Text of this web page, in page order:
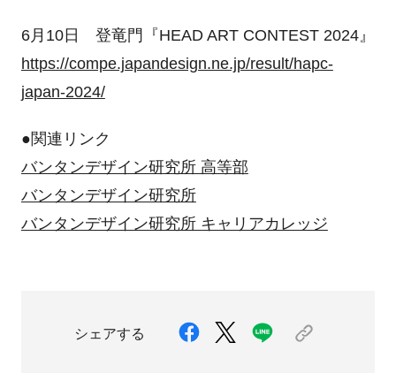
6月10日 登竜門『HEAD ART CONTEST 2024』
https://compe.japandesign.ne.jp/result/hapc-
japan-2024/
●関連リンク
バンタンデザイン研究所 高等部
バンタンデザイン研究所
バンタンデザイン研究所 キャリアカレッジ
シェアする